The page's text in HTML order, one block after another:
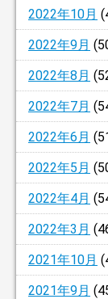
2022年10月
2022年9月
2022年8月
2022年7月
2022年6月
2022年5月
2022年4月
2022年3月
2021年10月
2021年9月